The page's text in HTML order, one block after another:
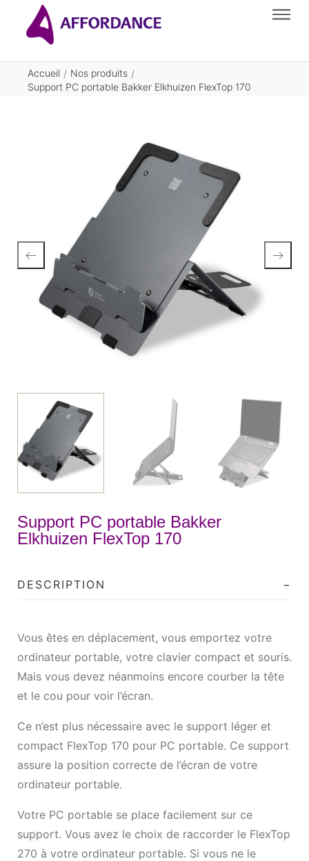
Accueil / Nos produits /
Support PC portable Bakker Elkhuizen FlexTop 170
Support PC portable Bakker
Elkhuizen FlexTop 170
DESCRIPTION
Vous êtes en déplacement, vous emportez votre
ordinateur portable, votre clavier compact et souris.
Mais vous devez néanmoins encore courber la tête
et le cou pour voir l’écran.
Ce n’est plus nécessaire avec le support léger et
compact FlexTop 170 pour PC portable. Ce support
assure la position correcte de l’écran de votre
ordinateur portable.
Votre PC portable se place facilement sur ce
support. Vous avez le choix de raccorder le FlexTop
270 à votre ordinateur portable. Si vous ne le